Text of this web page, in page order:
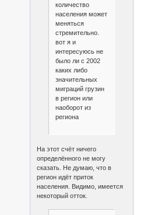
количество
населения может
меняться
стремительно.
вот я и
интересуюсь не
было ли с 2002
каких либо
значительных
миграций грузин
в регион или
наоборот из
региона
На этот счёт ничего
определённого не могу
сказать. Не думаю, что в
регион идёт приток
населения. Видимо, имеется
некоторый отток.